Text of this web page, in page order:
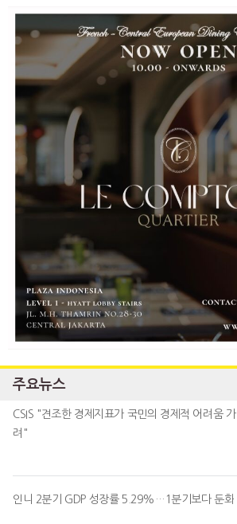
주요뉴스
CSIS "견조한 경제지표가 국민의 경제적 어려움 가
려"
인니 2분기 GDP 성장률 5.29%…1분기보다 둔화